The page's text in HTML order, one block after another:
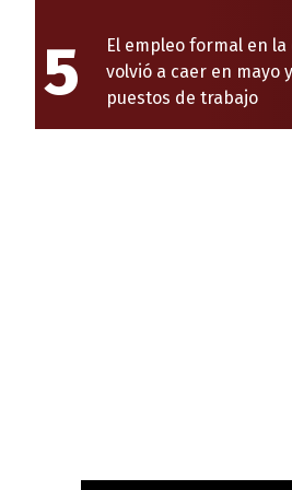
5
El empleo formal en
volvió a caer en mayo
puestos de trabajo